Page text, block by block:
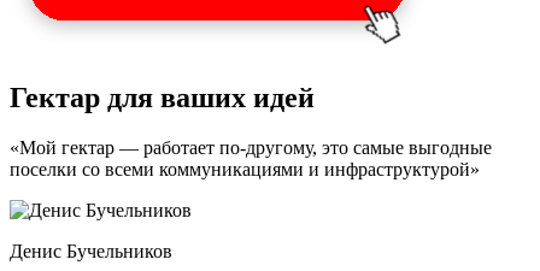
Гектар для ваших идей
«Мой гектар — работает по-другому, это самые выгодные
поселки со всеми коммуникациями и инфраструктурой»
Денис Бучельников